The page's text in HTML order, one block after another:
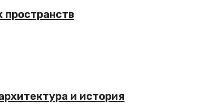
пространств
и история